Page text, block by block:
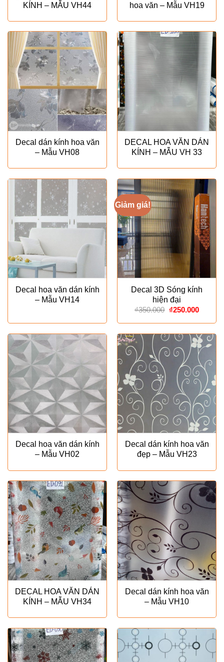
KÍNH – MẪU VH44
hoa văn – Mẫu VH19
Decal dán kính hoa văn
– Mẫu VH08
DECAL HOA VĂN DÁN
KÍNH – MẪU VH 33
Decal hoa văn dán kính
– Mẫu VH14
Giảm giá!
Decal 3D Sóng kính
hiện đại
₫350.000 Giá
là:
₫350.000.
₫250.000Giá
tại
là:
Decal hoa văn dán kính
– Mẫu VH02
Decal dán kính hoa văn
đẹp – Mẫu VH23
DECAL HOA VĂN DÁN
KÍNH – MẪU VH34
Decal dán kính hoa văn
– Mẫu VH10